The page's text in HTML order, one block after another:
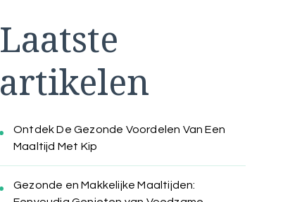
Laatste
artikelen
Ontdek De Gezonde Voordelen Van Een
Maaltijd Met Kip
Gezonde en Makkelijke Maaltijden: